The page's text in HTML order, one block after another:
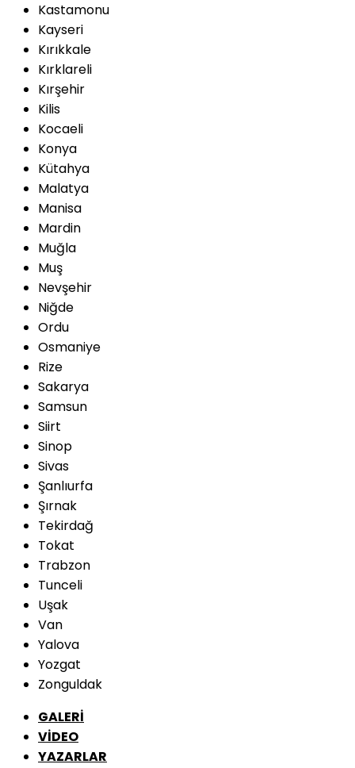
Kastamonu
Kayseri
Kırıkkale
Kırklareli
Kırşehir
Kilis
Kocaeli
Konya
Kütahya
Malatya
Manisa
Mardin
Muğla
Muş
Nevşehir
Niğde
Ordu
Osmaniye
Rize
Sakarya
Samsun
Siirt
Sinop
Sivas
Şanlıurfa
Şırnak
Tekirdağ
Tokat
Trabzon
Tunceli
Uşak
Van
Yalova
Yozgat
Zonguldak
GALERİ
VİDEO
YAZARLAR